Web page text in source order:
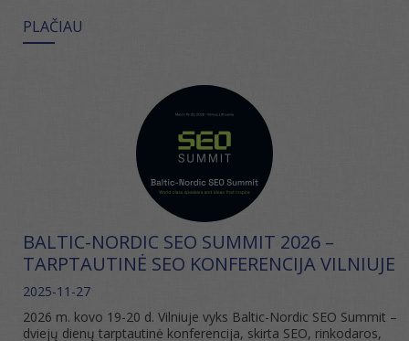
PLAČIAU
BALTIC-NORDIC SEO SUMMIT 2026 –
TARPTAUTINĖ SEO KONFERENCIJA VILNIUJE
2025-11-27
2026 m. kovo 19-20 d. Vilniuje vyks Baltic-Nordic SEO Summit –
dviejų dienų tarptautinė konferencija, skirta SEO, rinkodaros,